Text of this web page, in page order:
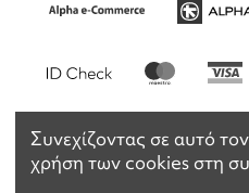
Συνεχίζοντας σε αυτό
χρήση των cookies στη